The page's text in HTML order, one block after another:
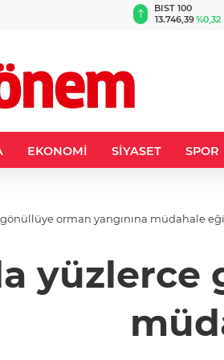
BIST 100
13.746,39%0,32
EKONOMİ SİYASET SPOR
orman yangınına müdahale
yüzlerce